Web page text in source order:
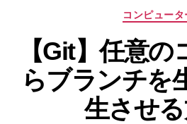
カ
ゴ
リ
ー
コンピュータ
【Git】任意
らブランチを
生させ